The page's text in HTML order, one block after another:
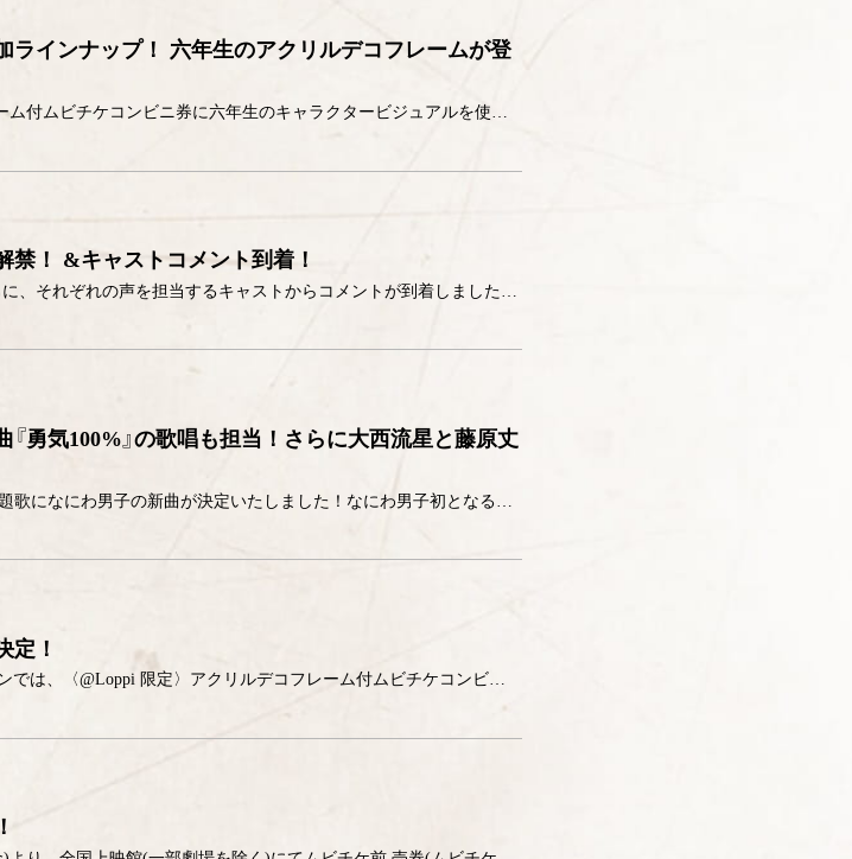
ラインナップ！ 六年生のアクリルデコフレームが登
ローソンで取扱中の〈＠Loppi限定〉アクリルデコフレーム付ムビチケコンビニ券に六年生のキャラクタービジュアルを使用したデザインも登場！ グッズデザインを解禁！ ご予約開始日は後日発表いたします。 ▼〈＠Loppi限定〉 […]
禁！ &キャストコメント到着！
勇気100%』の歌唱も担当！さらに大西流星と藤原丈
定！
オリジナルグッズ付チケットバンドル発売決定! ローソンでは、〈@Loppi 限定〉アクリルデコフレーム付ムビチケコンビニ券の販売が決定! 申し込み時にムビチケコンビニ券を受け取り、グッズはお渡し日以降に引換え。7/26( […]